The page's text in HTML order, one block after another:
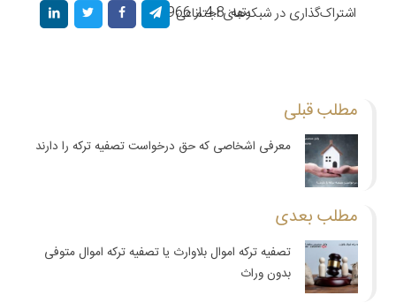
رتبه: 4.8 از 966 رأی
اشتراک‌گذاری در شبکه‌های اجتماعی
مطلب قبلی
معرفی اشخاصی که حق درخواست تصفیه ترکه را دارند
مطلب بعدی
تصفیه ترکه اموال بلاوارث یا تصفیه ترکه اموال متوفی
بدون وراث